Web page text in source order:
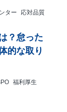
ター 応対品質
？怠った
的な取り
福利厚生